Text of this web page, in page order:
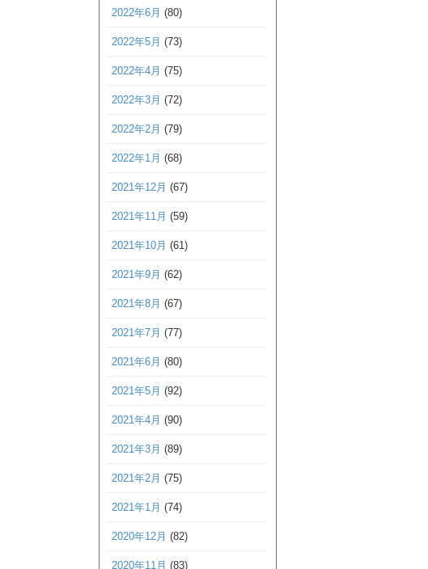
2022年6月 (80)
2022年5月 (73)
2022年4月 (75)
2022年3月 (72)
2022年2月 (79)
2022年1月 (68)
2021年12月 (67)
2021年11月 (59)
2021年10月 (61)
2021年9月 (62)
2021年8月 (67)
2021年7月 (77)
2021年6月 (80)
2021年5月 (92)
2021年4月 (90)
2021年3月 (89)
2021年2月 (75)
2021年1月 (74)
2020年12月 (82)
2020年11月 (83)